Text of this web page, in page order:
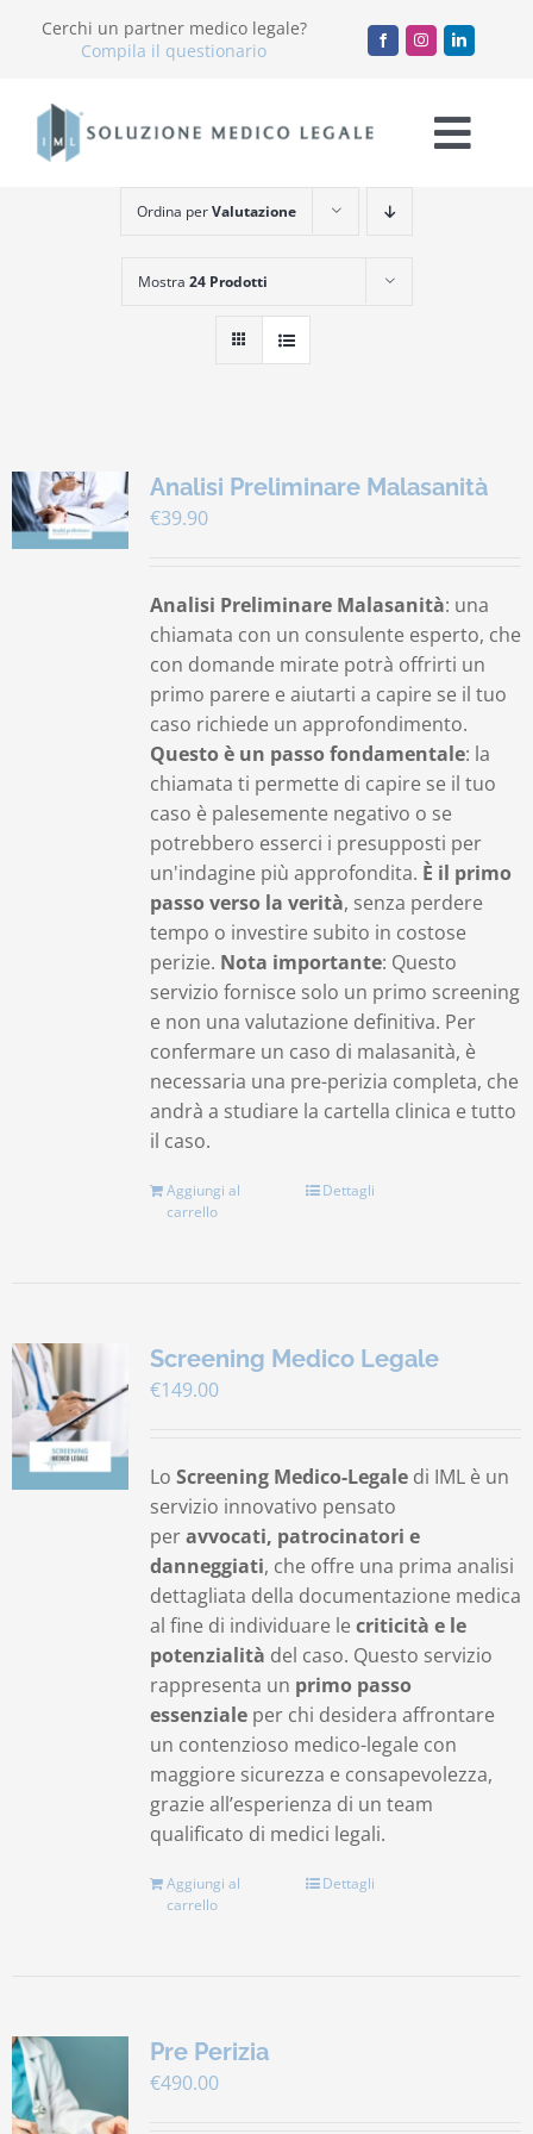
Cerchi un partner medico legale?
Compila il questionario
Chi Siamo
Servizi
Accademia
Lavora con noi
Carrello
Ordina perValutazione
Mostra 24 Prodotti
Analisi Preliminare Malasanità
€39.90
Analisi Preliminare Malasanità: una
chiamata con un consulente esperto, che
con domande mirate potrà offrirti un
primo parere e aiutarti a capire se il tuo
caso richiede un approfondimento.
Questo è un passo fondamentale: la
chiamata ti permette di capire se il tuo
caso è palesemente negativo o se
potrebbero esserci i presupposti per
un'indagine più approfondita. È il primo
passo verso la verità, senza perdere
tempo o investire subito in costose
perizie. Nota importante: Questo
servizio fornisce solo un primo screening
e non una valutazione definitiva. Per
confermare un caso di malasanità, è
necessaria una pre-perizia completa, che
andrà a studiare la cartella clinica e tutto
il caso.
Aggiungi al
carrello
Dettagli
Screening Medico Legale
€149.00
Lo Screening Medico-Legaledi IML è un
servizio innovativo pensato
peravvocati, patrocinatori e
danneggiati, che offre una prima analisi
dettagliata della documentazione medica
al fine di individuare le criticità e le
potenzialità del caso. Questo servizio
rappresenta un primo passo
essenzialeper chi desidera affrontare
un contenzioso medico-legale con
maggiore sicurezza e consapevolezza,
grazie all’esperienza di un team
qualificato di medici legali.
Aggiungi al
carrello
Dettagli
Pre Perizia
€490.00